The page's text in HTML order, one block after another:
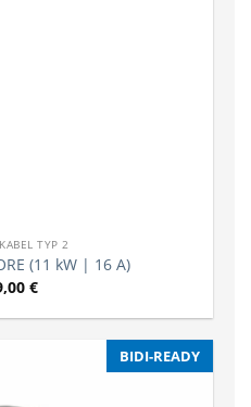
TYP 2
(11 kW | 16 A)
€
BIDI-READY